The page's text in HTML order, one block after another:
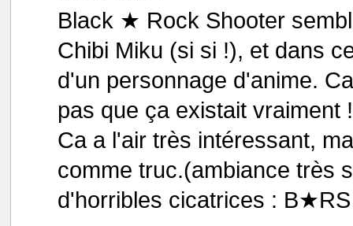
Black ★ Rock Shooter
Chibi Miku (si si !), et dans
d'un personnage d'anime.
pas que ça existait vraiment !
Ca a l'air très intéressant,
comme truc.(ambiance très
d'horribles cicatrices :